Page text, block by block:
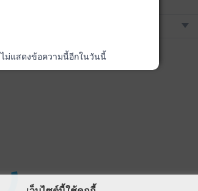
ไม่แสดงข้อความนี้อีกในวันนี้